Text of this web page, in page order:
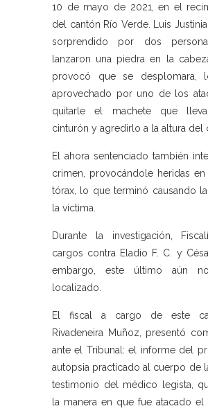
10 de mayo de 2021, en el
del cantón Río Verde. Luis
sorprendido por dos
lanzaron una piedra en la
provocó que se desplomara,
aprovechado por uno de los
quitarle el machete que
cinturón y agredirlo a la altura del
El ahora sentenciado también
crimen, provocándole heridas
tórax, lo que terminó causando
la víctima.
Durante la investigación,
cargos contra Eladio F. C. y
embargo, este último aún
localizado.
El fiscal a cargo de este
Rivadeneira Muñoz, presentó
ante el Tribunal: el informe del
autopsia practicado al cuerpo de
testimonio del médico legista,
la manera en que fue atacado